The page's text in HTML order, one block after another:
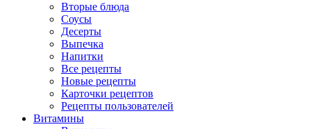
Вторые блюда
Соусы
Десерты
Выпечка
Напитки
Все рецепты
Новые рецепты
Карточки рецептов
Рецепты пользователей
Витамины